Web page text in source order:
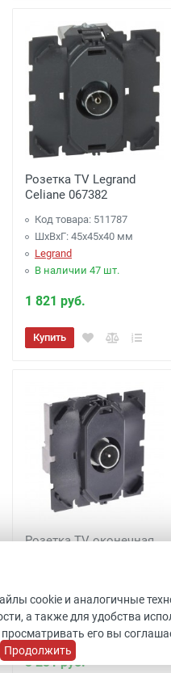
Розетка TV Legrand
Celiane 067382
Код товара: 511787
ШхВхГ: 45x45x40 мм
Legrand
В наличии 47 шт.
1 821 руб.
Купить
Розетка TV оконечная
Legrand
Уточнить наличие
3 231 руб.
cookie и аналогичные
а также для удобства
его вы
Продолжить